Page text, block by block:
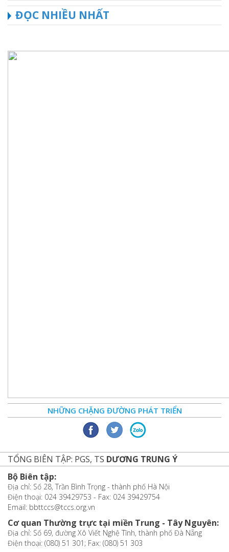
ĐỌC NHIỀU NHẤT
NHỮNG CHẶNG ĐƯỜNG PHÁT TRIỂN
TỔNG BIÊN TẬP: PGS, TS DƯƠNG TRUNG Ý
Bộ Biên tập:
Địa chỉ: Số 28, Trần Bình Trọng - thành phố Hà Nội
Điện thoại: 024 39429753 - Fax: 024 39429754
Email: bbttccs@tccs.org.vn
Cơ quan Thường trực tại miền Trung - Tây Nguyên:
Địa chỉ: Số 69, đường Xô Viết Nghệ Tĩnh, thành phố Đà Nẵng
Điện thoại: (080) 51 301; Fax: (080) 51 303